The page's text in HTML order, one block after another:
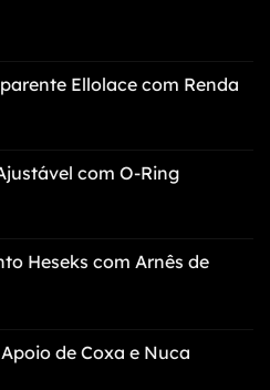
Ellolace com Renda
com O-Ring
Heseks com Arnês de
de Coxa e Nuca